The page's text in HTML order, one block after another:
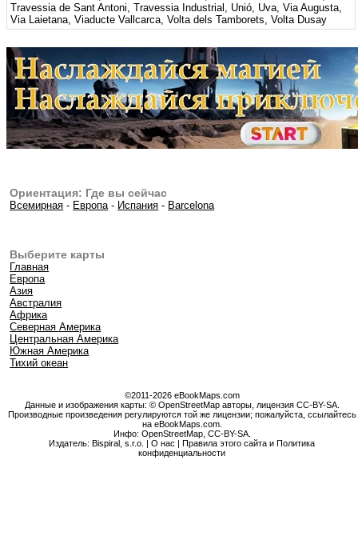
Ориентация: Где вы сейчас
Всемирная - Европа- Испания - Barcelona
Выберите карты
Главная
Европа
Азия
Австралия
Африка
Северная Америка
Центральная Америка
Южная Америка
Тихий океан
©2011-2026 eBookMaps.com
Данные и изображения карты: © OpenStreetMap авторы, лицензия CC-BY-SA.
Производные произведения регулируются той же лицензии; пожалуйста, ссылайтесь
на eBookMaps.com.
Инфо: OpenStreetMap, CC-BY-SA.
Издатель: Bispiral, s.r.o. |О нас |Правила этого сайта и Политика
конфиденциальности